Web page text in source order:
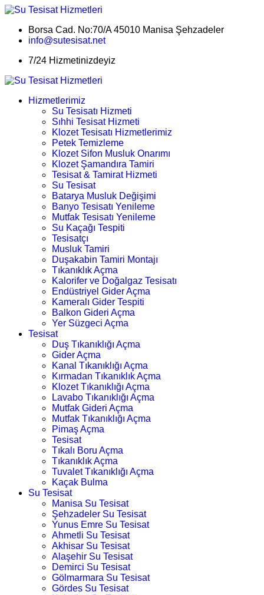
Borsa Cad. No:70/A 45010 Manisa Şehzadeler
info@sutesisat.net
7/24 Hizmetinizdeyiz
Hizmetlerimiz
Su Tesisatı Hizmeti
Sıhhi Tesisat Hizmeti
Klozet Tesisatı Hizmetlerimiz
Petek Temizleme
Klozet Sifon Musluk Onarımı
Klozet Şamandıra Tamiri
Tesisat & Tamirat Hizmeti
Su Tesisat
Batarya Musluk Değişimi
Banyo Tesisatı Yenileme
Mutfak Tesisatı Yenileme
Su Kaçağı Tespiti
Tesisatçı
Musluk Tamiri
Duşakabin Tamiri Montajı
Tıkanıklık Açma
Kalorifer ve Doğalgaz Tesisatı
Endüstriyel Gider Açma
Kameralı Gider Tespiti
Balkon Gideri Açma
Yer Süzgeci Açma
Tesisat
Duş Tıkanıklığı Açma
Gider Açma
Kanal Tıkanıklığı Açma
Kırmadan Tıkanıklık Açma
Klozet Tıkanıklığı Açma
Lavabo Tıkanıklığı Açma
Mutfak Gideri Açma
Mutfak Tıkanıklığı Açma
Pimaş Açma
Tesisat
Tıkalı Boru Açma
Tıkanıklık Açma
Tuvalet Tıkanıklığı Açma
Kaçak Bulma
Su Tesisat
Manisa Su Tesisat
Şehzadeler Su Tesisat
Yunus Emre Su Tesisat
Ahmetli Su Tesisat
Akhisar Su Tesisat
Alaşehir Su Tesisat
Demirci Su Tesisat
Gölmarmara Su Tesisat
Gördes Su Tesisat